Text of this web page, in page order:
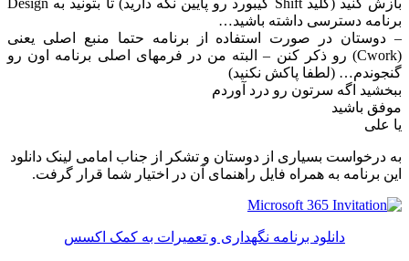
برنامه دسترسی داشته باشید…
– دوستان در صورت استفاده از برنامه حتما منبع اصلی یعنی
(Cwork) رو ذکر کنن – البته من در فرمهای اصلی برنامه اون رو
گنجوندم… (لطفا پاکش نکنید)
ببخشید اگه سرتون رو درد آوردم
موفق باشید
یا علی
به درخواست بسیاری از دوستان و تشکر از جناب امامی لینک دانلود
این برنامه به همراه فایل راهنمای آن در اختیار شما قرار گرفت.
دانلود برنامه نگهداری و تعمیرات به کمک اکسس